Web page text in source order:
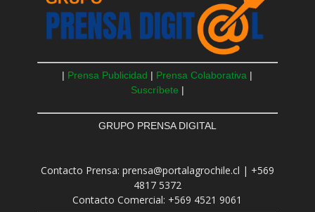
| Prensa Publicidad | Prensa Colaborativa |
Suscríbete |
GRUPO PRENSA DIGITAL
Contacto Prensa: prensa@portalagrochile.cl | +569
4817 5372
Contacto Comercial: +569 4521 9061